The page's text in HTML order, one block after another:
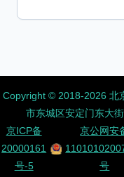
Copyright ©️ 2018-2026 北
市东城区安定门东大
京ICP备
20000161
号-5
京公网安
号